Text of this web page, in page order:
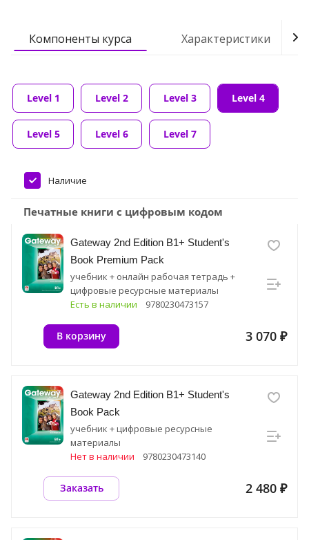
Компоненты курса Характеристики
Level 1 Level 2 Level 3 Level 4
Level 5 Level 6 Level 7
Наличие
Печатные книги с цифровым кодом
Gateway 2nd Edition B1+ Student's
Book Premium Pack
учебник + онлайн рабочая тетрадь +
цифровые ресурсные материалы
Есть в наличии
9780230473157
3 070 ₽
В корзину
Gateway 2nd Edition B1+ Student's
Book Pack
учебник + цифровые ресурсные
материалы
Нет в наличии
9780230473140
2 480 ₽
Заказать